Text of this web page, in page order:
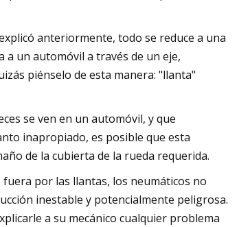
anteriormente, todo se reduce a una
a un automóvil a través de un eje,
piénselo de esta manera: "llanta"
se ven en un automóvil, y que
inapropiado, es posible que esta
de la cubierta de la rueda requerida.
por las llantas, los neumáticos no
inestable y potencialmente peligrosa.
a su mecánico cualquier problema